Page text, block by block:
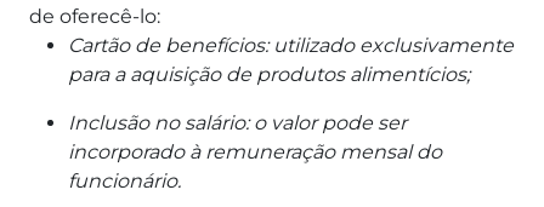
de oferecê-lo:
Cartão de benefícios: utilizado exclusivamente
para a aquisição de produtos alimentícios;
Inclusão no salário: o valor pode ser
incorporado à remuneração mensal do
funcionário.